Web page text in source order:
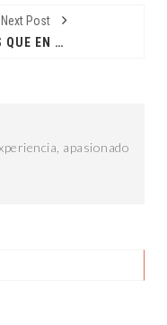
Next Post
PORQUE SABEMOS QUE EN SU SEGURIDAD ESTÁ LA NUESTRA: RZB
apasionado